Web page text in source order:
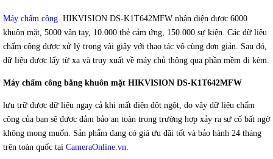
Máy chấm công HIKVISION DS-K1T642MFW nhận diện được 6000
khuôn mặt, 5000 vân tay, 10.000 thẻ cảm ứng, 150.000 sự kiện. Các dữ liệu
chấm công được xử lý trong vài giây với thao tác vô cùng đơn giản. Sau đó,
dữ liệu được lấy từ xa và truy xuất về máy chủ thông qua phần mềm đi kèm.
Máy chấm công bằng khuôn mặt HIKVISION DS-K1T642MFW
lưu trữ được dữ liệu ngay cả khi mất điện đột ngột, do vậy dữ liệu chấm
công của bạn sẽ được đảm bảo an toàn trong trường hợp xảy ra sự cố bất ngờ
không mong muốn. Sản phẩm đang có giá ưu đãi tốt và bảo hành 24 tháng
trên toàn quốc tại CameraOnline.vn.